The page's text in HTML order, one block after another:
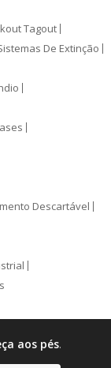
Tagout
De Extinção
Descartável
aos pés.